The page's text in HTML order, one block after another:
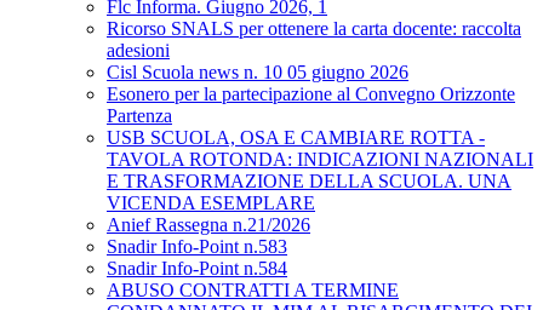
Flc Informa. Giugno 2026, 1
Ricorso SNALS per ottenere la carta docente: raccolta
adesioni
Cisl Scuola news n. 10 05 giugno 2026
Esonero per la partecipazione al Convegno Orizzonte
Partenza
USB SCUOLA, OSA E CAMBIARE ROTTA -
TAVOLA ROTONDA: INDICAZIONI NAZIONALI
E TRASFORMAZIONE DELLA SCUOLA. UNA
VICENDA ESEMPLARE
Anief Rassegna n.21/2026
Snadir Info-Point n.583
Snadir Info-Point n.584
ABUSO CONTRATTI A TERMINE